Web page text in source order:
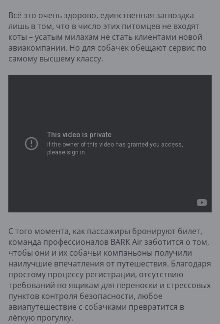
Всё это очень здорово, единственная загвоздка
лишь в том, что в число этих питомцев не входят
коты – усатым милахам не стать клиентами новой
авиакомпании. Но для собачек обещают сервис по
самому высшему классу.
С того момента, как пассажиры бронируют билет,
команда профессионалов BARK Air заботится о том,
чтобы они и их собачьи компаньоны получили
наилучшие впечатления от путешествия. Благодаря
простому процессу регистрации, отсутствию
требований по ящикам для переноски и стрессовых
пунктов контроля безопасности, любое
авиапутешествие с собачками превратится в
лёгкую прогулку.